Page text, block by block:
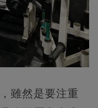
雖然是要注重